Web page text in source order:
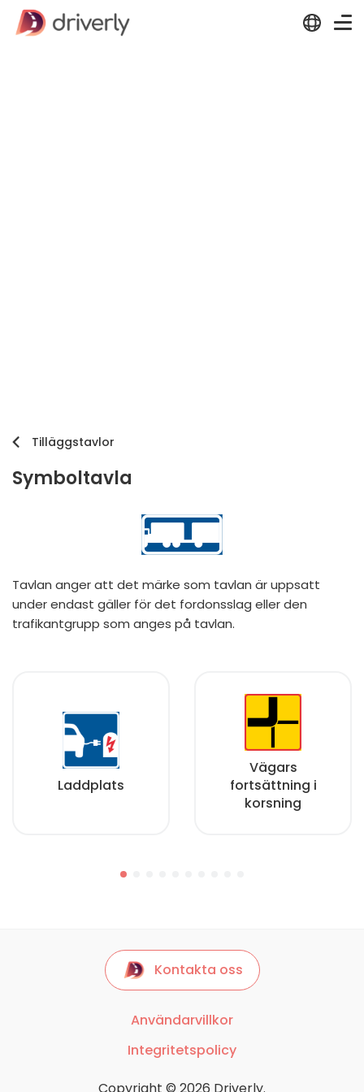
Tilläggstavlor
Symboltavla
Tavlan anger att det märke som tavlan är uppsatt
under endast gäller för det fordonsslag eller den
trafikantgrupp som anges på tavlan.
Laddplats
Vägars
fortsättning i
korsning
Kontakta oss
Användarvillkor
Integritetspolicy
Copyright © 2026 Driverly.